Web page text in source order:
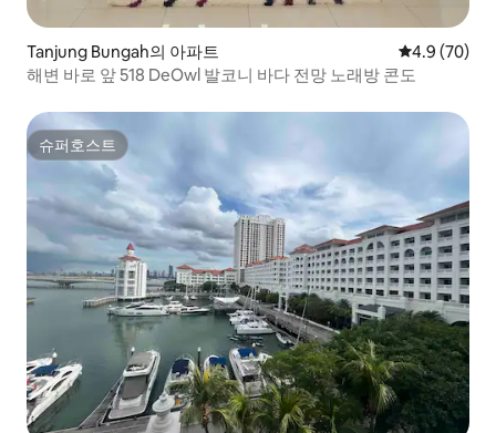
Tanjung Bungah의 아파트 평점 4.9점(5
4.9 (70)
해변 바로 앞 518 DeOwl 발코니 바다 전망 노래방 콘도
슈퍼호스트
슈퍼호스트